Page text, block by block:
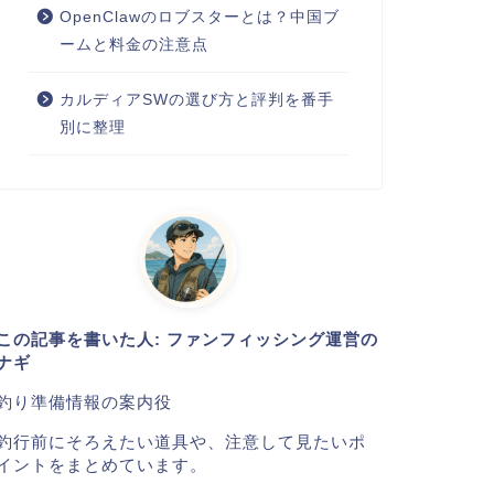
OpenClawのロブスターとは？中国ブ
ームと料金の注意点
カルディアSWの選び方と評判を番手
別に整理
の記事を書いた人: ファンフィッシング運営の
ギ
り準備情報の案内役
行前にそろえたい道具や、注意して見たいポ
ントをまとめています。